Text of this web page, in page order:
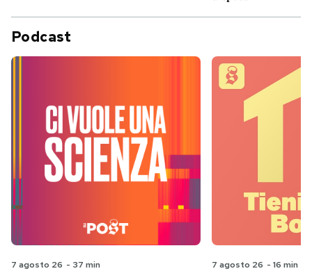
Podcast
7 agosto 26 - 37 min 7 agosto 26 - 16 min